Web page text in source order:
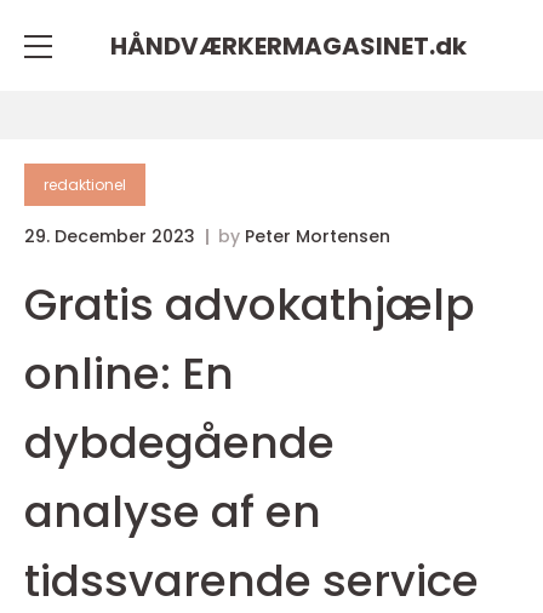
HÅNDVÆRKERMAGASINET.dk
redaktionel
29. December 2023 by Peter Mortensen
Gratis advokathjælp
online: En
dybdegående
analyse af en
tidssvarende service